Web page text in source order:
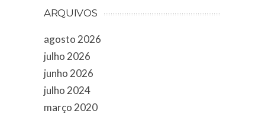
ARQUIVOS
agosto 2026
julho 2026
junho 2026
julho 2024
março 2020